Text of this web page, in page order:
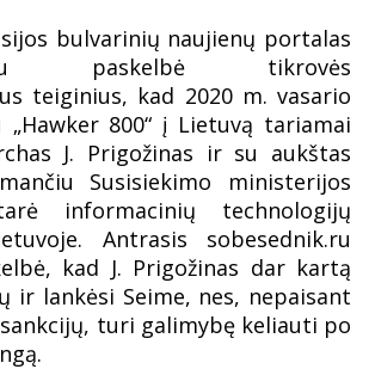
bulvarinių naujienų portalas
paskelbė tikrovės
teiginius, kad 2020 m. vasario
„Hawker 800“ į Lietuvą tariamai
J. Prigožinas ir su aukštas
Susisiekimo ministerijos
informacinių technologijų
Antrasis sobesednik.ru
kad J. Prigožinas dar kartą
ir lankėsi Seime, nes, nepaisant
turi galimybę keliauti po